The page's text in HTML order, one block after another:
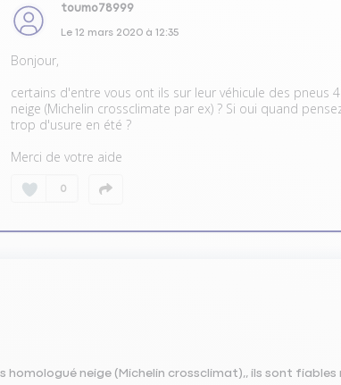
toumo78999
Le 12 mars 2020 à 12:35
Bonjour,
certains d'entre vous ont ils sur leur véhicule des pneus
neige (Michelin crossclimate par ex) ? Si oui quand
trop d'usure en été ?
Merci de votre aide
0
homologué neige (Michelin crossclimat),, ils sont